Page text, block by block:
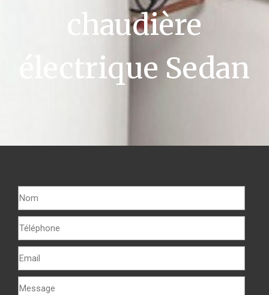
chaudière
électrique Sedan